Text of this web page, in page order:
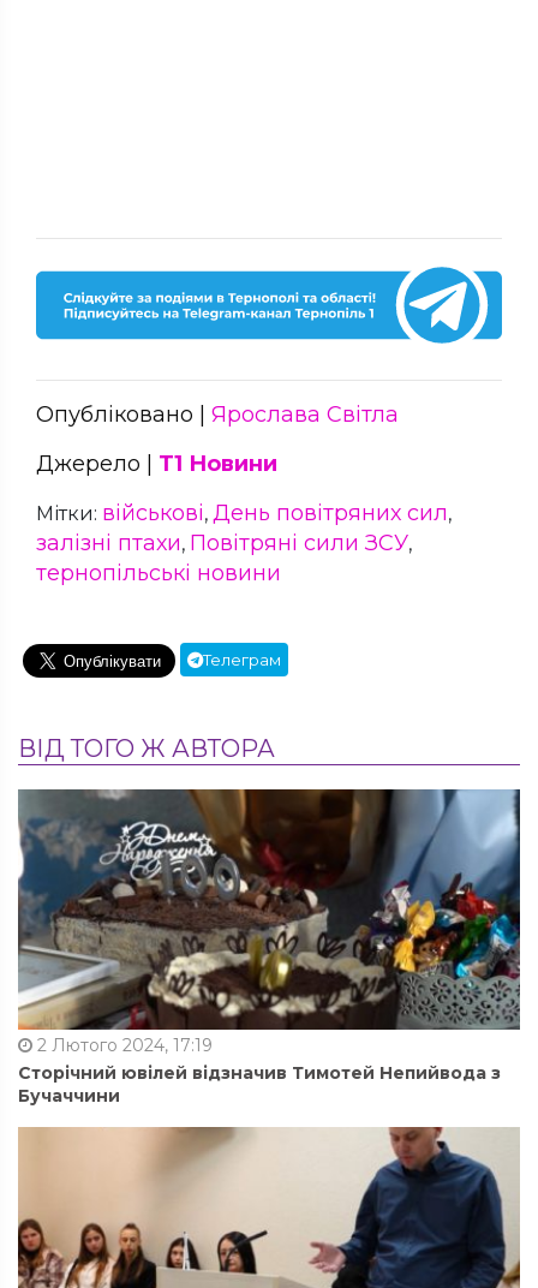
Опубліковано | Ярослава Світла
Джерело | Т1 Новини
Мітки: військові, День повітряних сил,
залізні птахи, Повітряні сили ЗСУ,
тернопільські новини
Телеграм
ВІД ТОГО Ж АВТОРА
2 Лютого 2024, 17:19
Сторічний ювілей відзначив Тимотей Непийвода з
Бучаччини